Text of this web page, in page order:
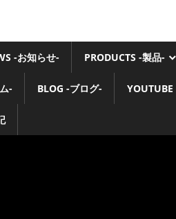
-お知らせ- PRODUCTS -製品-
- BLOG -ブログ-